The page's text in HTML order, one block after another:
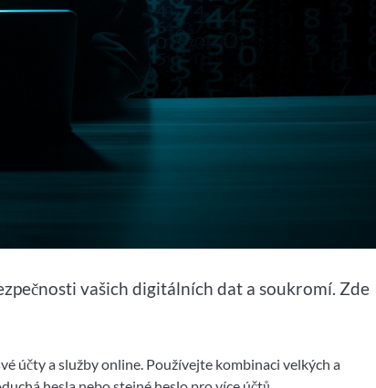
vašich digitálních dat a soukromí. Zde
účty a služby online. Používejte kombinaci velkých a